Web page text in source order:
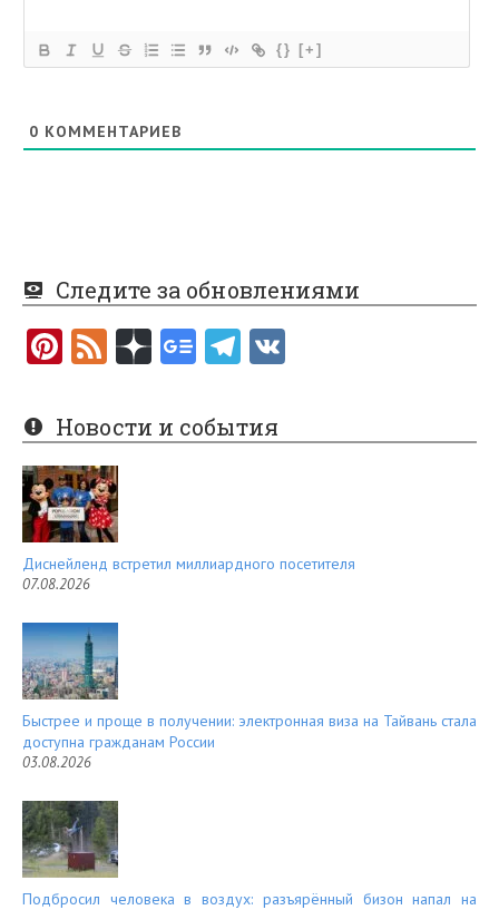
{} [+]
0 КОММЕНТАРИЕВ
Следите за обновлениями
Pi
er
es
t
F
e
d
Новости и события
Диснейленд встретил миллиардного посетителя
07.08.2026
Быстрее и проще в получении: электронная виза на Тайвань стала
доступна гражданам России
03.08.2026
Подбросил человека в воздух: разъярённый бизон напал на